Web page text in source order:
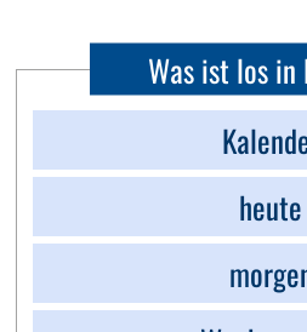
Was ist los in
heute